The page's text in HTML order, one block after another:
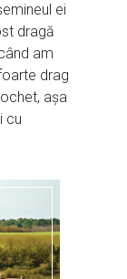
ei
dragă
am
drag
așa
cu